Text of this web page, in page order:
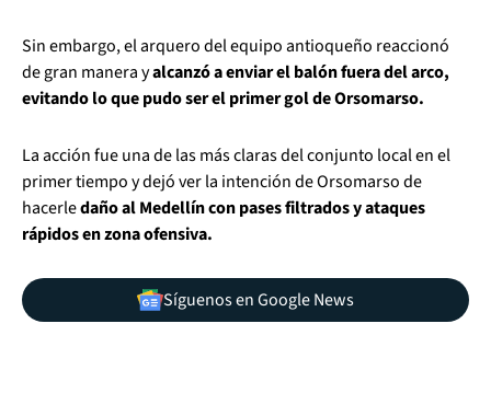
Sin embargo, el arquero del equipo antioqueño reaccionó
de gran manera yalcanzó a enviar el balón fuera del arco,
evitando lo que pudo ser el primer gol de Orsomarso.
La acción fue una de las más claras del conjunto local en el
primer tiempo y dejó ver la intención de Orsomarso de
hacerledaño al Medellín con pases filtrados y ataques
rápidos en zona ofensiva.
Síguenos en Google News